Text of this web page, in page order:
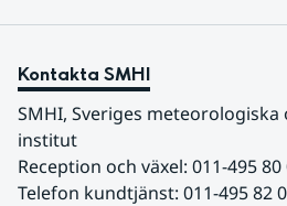
Kontakta SMHI
SMHI, Sveriges
institut
Reception och växel: 011-495 80
Telefon kundtjänst: 011-495 82